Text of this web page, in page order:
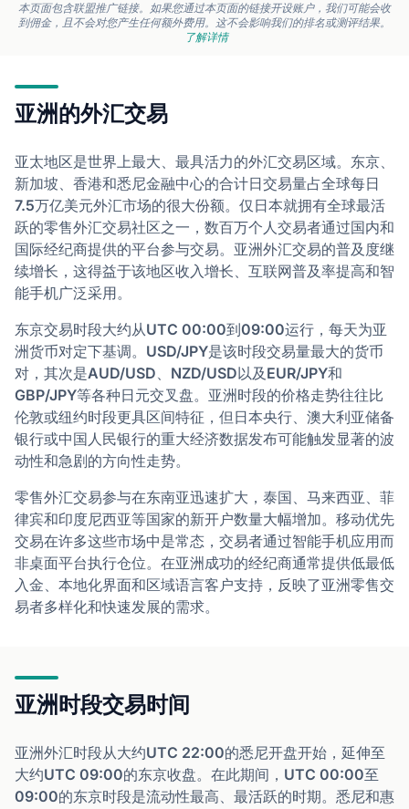
本页面包含联盟推广链接。如果您通过本页面的链接开设账户，我们可能会收
到佣金，且不会对您产生任何额外费用。这不会影响我们的排名或测评结果。
了解详情
亚洲的外汇交易
亚太地区是世界上最大、最具活力的外汇交易区域。东京、
新加坡、香港和悉尼金融中心的合计日交易量占全球每日
7.5万亿美元外汇市场的很大份额。仅日本就拥有全球最活
跃的零售外汇交易社区之一，数百万个人交易者通过国内和
国际经纪商提供的平台参与交易。亚洲外汇交易的普及度继
续增长，这得益于该地区收入增长、互联网普及率提高和智
能手机广泛采用。
东京交易时段大约从UTC 00:00到09:00运行，每天为亚
洲货币对定下基调。USD/JPY是该时段交易量最大的货币
对，其次是AUD/USD、NZD/USD以及EUR/JPY和
GBP/JPY等各种日元交叉盘。亚洲时段的价格走势往往比
伦敦或纽约时段更具区间特征，但日本央行、澳大利亚储备
银行或中国人民银行的重大经济数据发布可能触发显著的波
动性和急剧的方向性走势。
零售外汇交易参与在东南亚迅速扩大，泰国、马来西亚、菲
律宾和印度尼西亚等国家的新开户数量大幅增加。移动优先
交易在许多这些市场中是常态，交易者通过智能手机应用而
非桌面平台执行仓位。在亚洲成功的经纪商通常提供低最低
入金、本地化界面和区域语言客户支持，反映了亚洲零售交
易者多样化和快速发展的需求。
亚洲时段交易时间
亚洲外汇时段从大约UTC 22:00的悉尼开盘开始，延伸至
大约UTC 09:00的东京收盘。在此期间，UTC 00:00至
09:00的东京时段是流动性最高、最活跃的时期。悉尼和惠